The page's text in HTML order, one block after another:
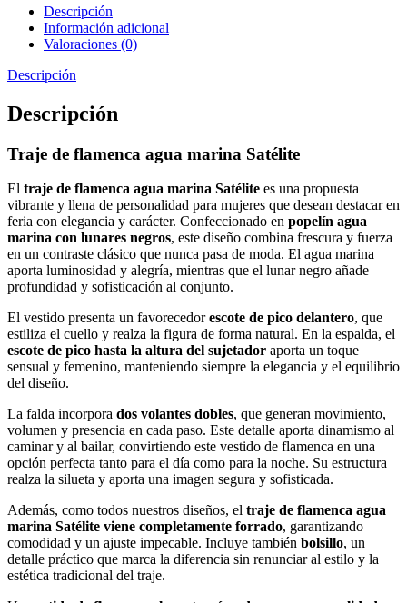
Descripción
Información adicional
Valoraciones (0)
Descripción
Descripción
Traje de flamenca agua marina Satélite
El traje de flamenca agua marina Satélite es una propuesta
vibrante y llena de personalidad para mujeres que desean destacar en
feria con elegancia y carácter. Confeccionado en popelín agua
marina con lunares negros, este diseño combina frescura y fuerza
en un contraste clásico que nunca pasa de moda. El agua marina
aporta luminosidad y alegría, mientras que el lunar negro añade
profundidad y sofisticación al conjunto.
El vestido presenta un favorecedorescote de pico delantero, que
estiliza el cuello y realza la figura de forma natural. En la espalda, el
escote de pico hasta la altura del sujetador aporta un toque
sensual y femenino, manteniendo siempre la elegancia y el equilibrio
del diseño.
La falda incorpora dos volantes dobles, que generan movimiento,
volumen y presencia en cada paso. Este detalle aporta dinamismo al
caminar y al bailar, convirtiendo este vestido de flamenca en una
opción perfecta tanto para el día como para la noche. Su estructura
realza la silueta y aporta una imagen segura y sofisticada.
Además, como todos nuestros diseños, el traje de flamenca agua
marina Satélite viene completamente forrado, garantizando
comodidad y un ajuste impecable. Incluye también bolsillo, un
detalle práctico que marca la diferencia sin renunciar al estilo y la
estética tradicional del traje.